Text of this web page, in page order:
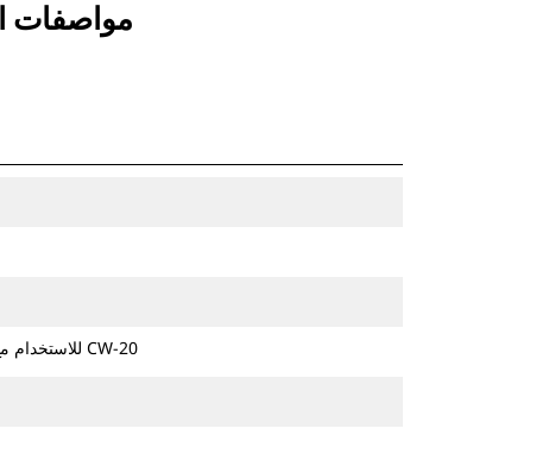
مواصفات المنتج
للاستخدام مع قارنة التوصيل المخصصة من الفئة CW-20